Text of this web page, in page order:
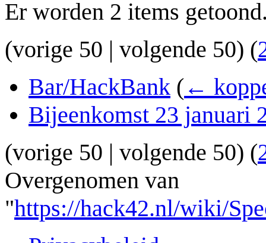
Er worden 2 items
(vorige 50 | volgende 50) (
Bar/HackBank ( ←
Bijeenkomst 23 januari
(vorige 50 | volgende 50) (
Overgenomen van
"https://hack42.nl/wiki/